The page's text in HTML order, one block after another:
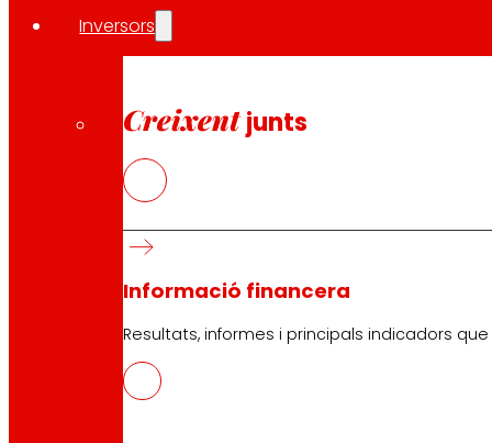
Inversors
Creixent junts
Informació financera
Resultats, informes i principals indicadors
Compartir en: